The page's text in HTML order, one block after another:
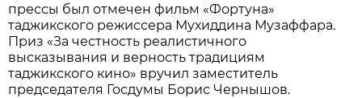
прессы был отмечен фильм «Фортуна»
таджикского режиссера Мухиддина Музаффара.
Приз «За честность реалистичного
высказывания и верность традициям
таджикского кино» вручил заместитель
председателя Госдумы Борис Чернышов.